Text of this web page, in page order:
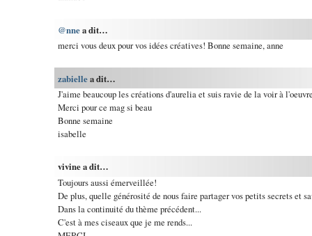
@nnea dit…
merci vous deux pour vos idées créatives! Bonne semaine, anne
zabiellea dit…
J'aime beaucoup les créations d'aurelia et suis ravie de la voir à
Merci pour ce mag si beau
Bonne semaine
isabelle
vivine a dit…
Toujours aussi émerveillée!
De plus, quelle générosité de nous faire partager vos petits secrets et
Dans la continuité du thème précédent...
C'est à mes ciseaux que je me rends...